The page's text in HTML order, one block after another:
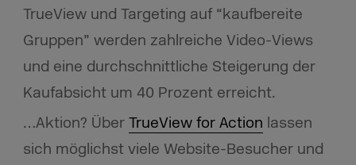
TrueView und Targeting auf “kaufbereite
Gruppen” werden zahlreiche Video-Views
und eine durchschnittliche Steigerung der
Kaufabsicht um 40 Prozent erreicht.
…Aktion? Über TrueView for Action lassen
sich möglichst viele Website-Besucher und